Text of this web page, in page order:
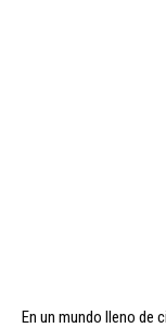
En un mundo lleno de